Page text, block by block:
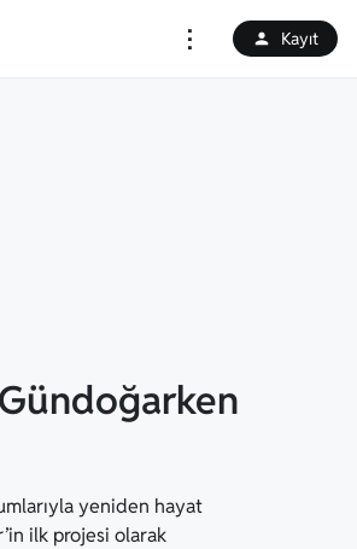
⋮ Kayıt
Gündoğarken
yeniden hayat
ilk projesi olarak